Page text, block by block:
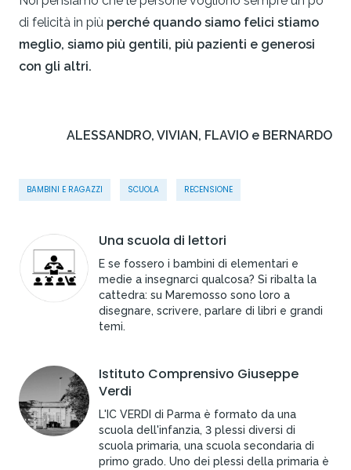
BAMBINI E RAGAZZI SCUOLA RECENSIONE
Una scuola di lettori
E se fossero i bambini di elementari e
medie a insegnarci qualcosa? Si ribalta la
cattedra: su Maremosso sono loro a
disegnare, scrivere, parlare di libri e grandi
temi.
Istituto Comprensivo Giuseppe
Verdi
L'IC VERDI di Parma è formato da una
scuola dell'infanzia, 3 plessi diversi di
scuola primaria, una scuola secondaria di
primo grado. Uno dei plessi della primaria è
di felicità in più perché quando siamo felici stiamo
meglio, siamo più gentili, più pazienti e generosi
con gli altri.
ALESSANDRO, VIVIAN, FLAVIO e BERNARDO